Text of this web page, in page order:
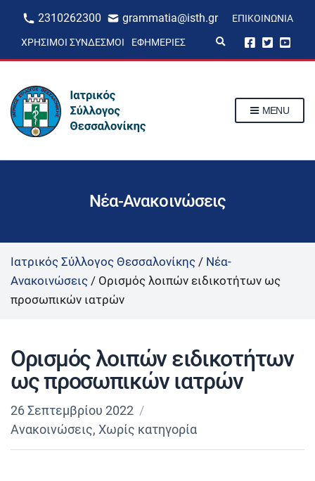
2310262300 grammatia@isth.gr ΕΠΙΚΟΙΝΩΝΊΑ
ΧΡΉΣΙΜΟΙ ΣΎΝΔΕΣΜΟΙ ΕΦΗΜΕΡΊΕΣ
p
m
MENU
Νέα-Ανακοινώσεις
Ιατρικός Σύλλογος Θεσσαλονίκης / Νέα-
Ανακοινώσεις / Ορισμός λοιπών ειδικοτήτων ως
προσωπικών ιατρών
Ορισμός λοιπών ειδικοτήτων
ως προσωπικών ιατρών
26 Σεπτεμβρίου 2022
Ανακοινώσεις, Χωρίς κατηγορία